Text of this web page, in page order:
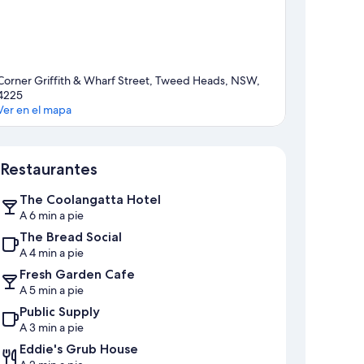
Griffith & Wharf Street, Tweed Heads, NSW,
en el mapa
Restaurantes
The Coolangatta Hotel
A 6 min a pie
The Bread Social
A 4 min a pie
Fresh Garden Cafe
A 5 min a pie
Public Supply
A 3 min a pie
Eddie's Grub House